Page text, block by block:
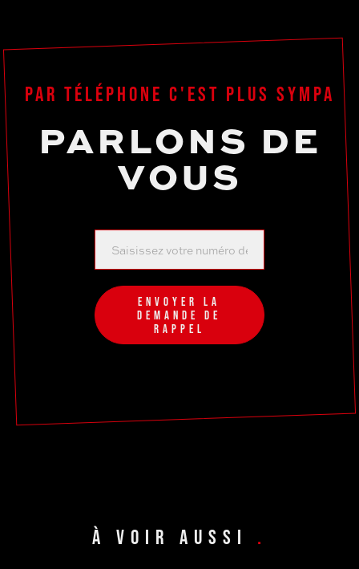
PAR TÉLÉPHONE C'EST PLUS SYMPA
PARLONS DE
VOUS
Demande
de
rappel
ENVOYER LA
DEMANDE DE
RAPPEL
À VOIR AUSSI .